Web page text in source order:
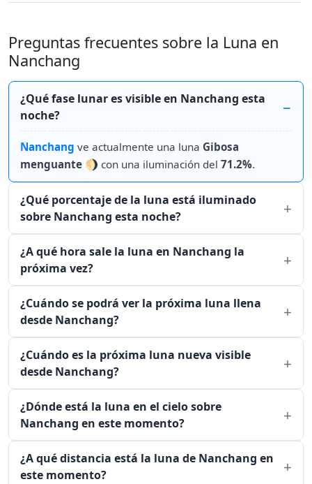
Preguntas frecuentes sobre la Luna en
Nanchang
¿Qué fase lunar es visible en Nanchang esta
noche?
Nanchang ve actualmente una luna Gibosa
menguante 🌖 con una iluminación del 71.2%.
¿Qué porcentaje de la luna está iluminado
sobre Nanchang esta noche?
¿A qué hora sale la luna en Nanchang la
próxima vez?
¿Cuándo se podrá ver la próxima luna llena
desde Nanchang?
¿Cuándo es la próxima luna nueva visible
desde Nanchang?
¿Dónde está la luna en el cielo sobre
Nanchang en este momento?
¿A qué distancia está la luna de Nanchang en
este momento?